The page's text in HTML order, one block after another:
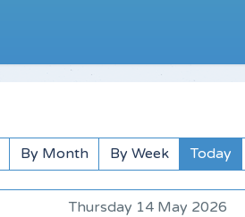
By Month By Week Today
Thursday 14 May 2026